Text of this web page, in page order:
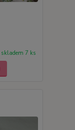
skladem 7 ks